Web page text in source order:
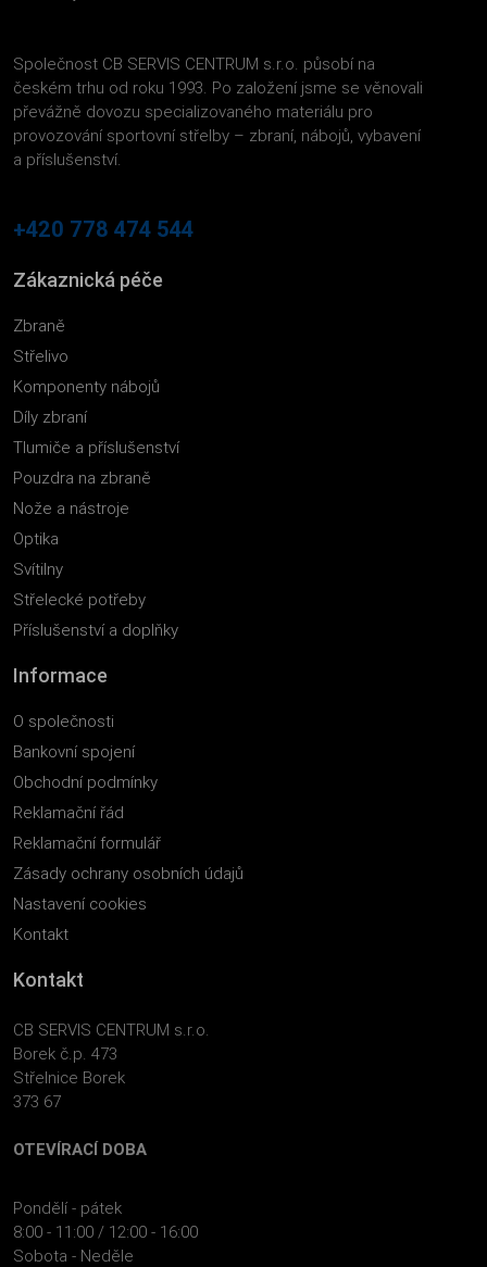
Společnost CB SERVIS CENTRUM s.r.o. působí na
českém trhu od roku 1993. Po založení jsme se věnovali
převážně dovozu specializovaného materiálu pro
provozování sportovní střelby – zbraní, nábojů, vybavení
a příslušenství.
+420 778 474 544
Zákaznická péče
Zbraně
Střelivo
Komponenty nábojů
Díly zbraní
Tlumiče a příslušenství
Pouzdra na zbraně
Nože a nástroje
Optika
Svítilny
Střelecké potřeby
Příslušenství a doplňky
Informace
O společnosti
Bankovní spojení
Obchodní podmínky
Reklamační řád
Reklamační formulář
Zásady ochrany osobních údajů
Nastavení cookies
Kontakt
Kontakt
CB SERVIS CENTRUM s.r.o.
Borek č.p. 473
Střelnice Borek
373 67
OTEVÍRACÍ DOBA
Pondělí - pátek
8:00 - 11:00 / 12:00 - 16:00
Sobota - Neděle